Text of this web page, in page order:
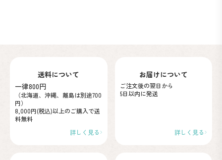
送料について
一律800円
（北海道、沖縄、離島は別途700
円）
8,000円(税込)以上のご購入で送
料無料
詳しく見る
お届けについて
ご注文後の翌日から
5日以内に発送
詳しく見る